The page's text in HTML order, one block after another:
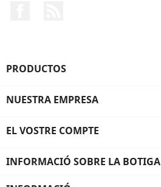
PRODUCTOS
NUESTRA EMPRESA
EL VOSTRE COMPTE
INFORMACIÓ SOBRE LA BOTIGA